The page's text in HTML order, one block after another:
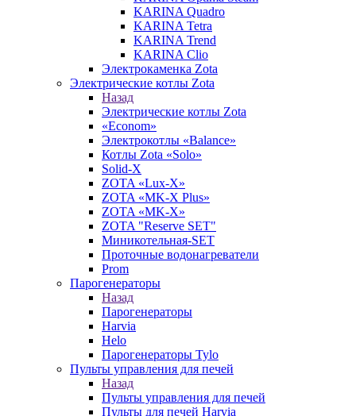
KARINA Quadro
KARINA Tetra
KARINA Trend
KARINA Clio
Электрокаменка Zota
Электрические котлы Zota
Назад
Электрические котлы Zota
«Econom»
Электрокотлы «Balance»
Котлы Zota «Solo»
Solid-X
ZOTA «Lux-X»
ZOTA «MK-X Plus»
ZOTA «MK-X»
ZOTA "Reserve SET"
Миникотельная-SET
Проточные водонагреватели
Prom
Парогенераторы
Назад
Парогенераторы
Harvia
Helo
Парогенераторы Tylo
Пульты управления для печей
Назад
Пульты управления для печей
Пульты для печей Harvia